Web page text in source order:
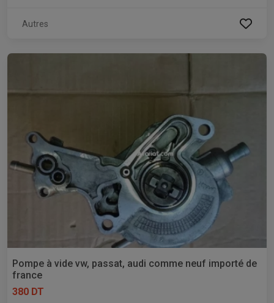
Autres
Pompe à vide vw, passat, audi comme neuf importé de
france
380 DT